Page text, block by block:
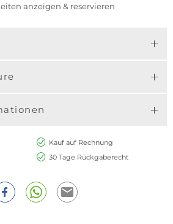
anzeigen & reservieren
Kauf auf Rechnung
30 Tage Rückgaberecht